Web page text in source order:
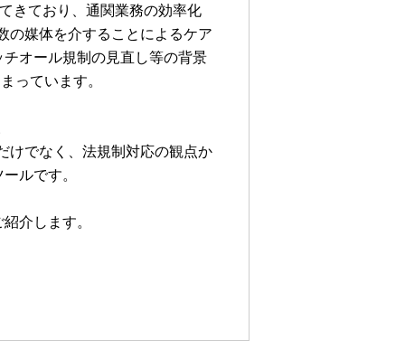
きており、通関業務の効率化
の媒体を介することによるケア
オール規制の見直し等の背景
っています。
けでなく、法規制対応の観点か
ルです。
介します。